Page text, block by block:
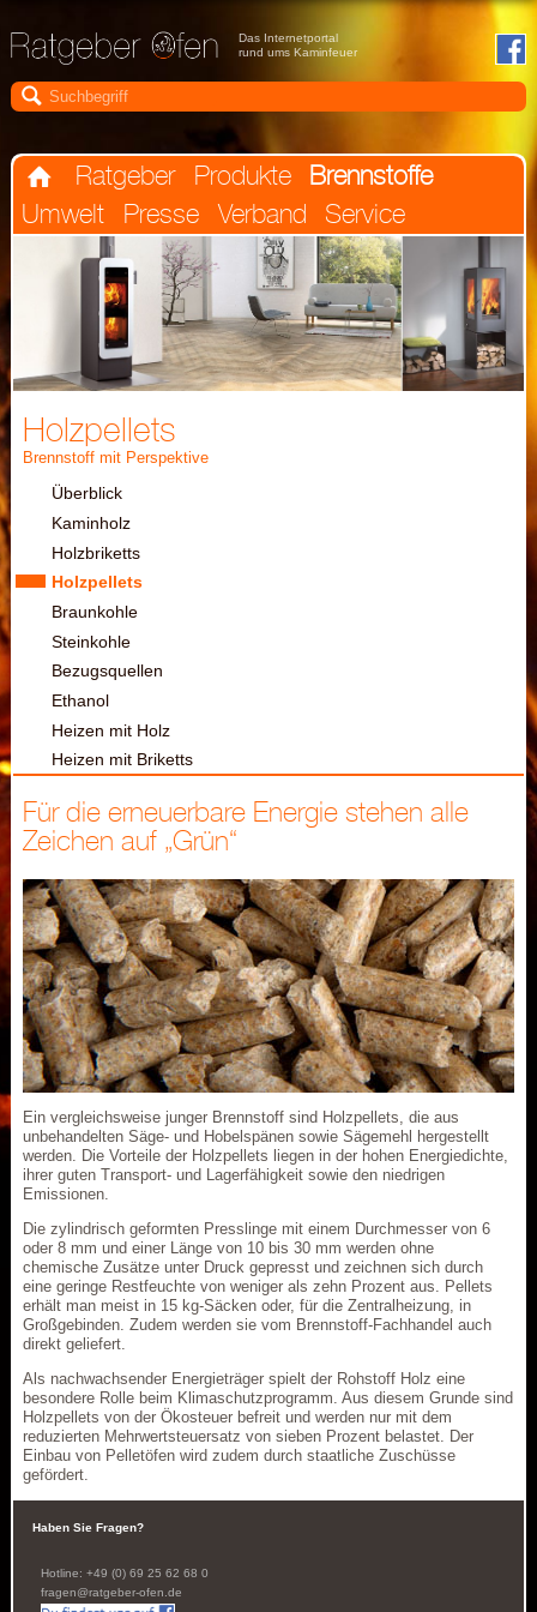
Das Internetportal
rund ums Kaminfeuer

 Ratgeber Produkte
Brennstoffe
Umwelt
Presse Verband Service
Holzpellets
Brennstoff mit Perspektive
Überblick
Kaminholz
Holzbriketts
Holzpellets
Braunkohle
Steinkohle
Bezugsquellen
Ethanol
Heizen mit Holz
Heizen mit Briketts
Für die erneuerbare Energie stehen alle
Zeichen auf „Grün“
Ein vergleichsweise junger Brennstoff sind Holzpellets, die aus
unbehandelten Säge- und Hobelspänen sowie Sägemehl hergestellt
werden. Die Vorteile der Holzpellets liegen in der hohen Energiedichte,
ihrer guten Transport- und Lagerfähigkeit sowie den niedrigen
Emissionen.
Die zylindrisch geformten Presslinge mit einem Durchmesser von 6
oder 8 mm und einer Länge von 10 bis 30 mm werden ohne
chemische Zusätze unter Druck gepresst und zeichnen sich durch
eine geringe Restfeuchte von weniger als zehn Prozent aus. Pellets
erhält man meist in 15 kg-Säcken oder, für die Zentralheizung, in
Großgebinden. Zudem werden sie vom Brennstoff-Fachhandel auch
direkt geliefert.
Als nachwachsender Energieträger spielt der Rohstoff Holz eine
besondere Rolle beim Klimaschutzprogramm. Aus diesem Grunde sind
Holzpellets von der Ökosteuer befreit und werden nur mit dem
reduzierten Mehrwertsteuersatz von sieben Prozent belastet. Der
Einbau von Pelletöfen wird zudem durch staatliche Zuschüsse
gefördert.
Haben Sie Fragen?
Hotline: +49 (0) 69 25 62 68 0
fragen@ratgeber-ofen.de